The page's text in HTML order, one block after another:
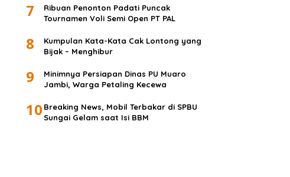
7
Ribuan Penonton Padati Puncak
Tournamen Voli Semi Open PT PAL
8
Kumpulan Kata-Kata Cak Lontong yang
Bijak – Menghibur
9
Minimnya Persiapan Dinas PU Muaro
Jambi, Warga Petaling Kecewa
10 Breaking News, Mobil Terbakar di SPBU
Sungai Gelam saat Isi BBM